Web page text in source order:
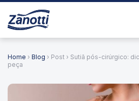
Home › Blog › Post › Sutiã pós-cirúrgico:
peça